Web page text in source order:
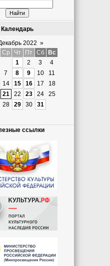
Календарь
2022 »
Ср Чт Пт Сб
Вс
1
2 3
4
7 8 9 10
11
14 15 16 17
18
21 22 23 24
25
28 29 30 31
ссылки